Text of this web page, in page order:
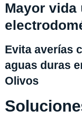
Mayor vida
Evita averías
aguas duras
Olivos